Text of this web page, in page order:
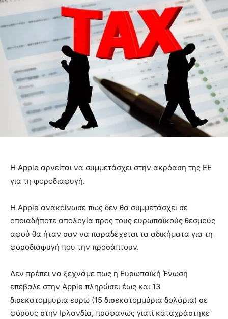
Η Apple αρνείται να συμμετάσχει στην ακρόαση της ΕΕ
για τη φοροδιαφυγή.
Η Apple ανακοίνωσε πως δεν θα συμμετάσχει σε
οποιαδήποτε απολογία προς τους ευρωπαϊκούς θεσμούς
αφού θα ήταν σαν να παραδέχεται τα αδικήματα για τη
φοροδιαφυγή που την προσάπτουν.
Δεν πρέπει να ξεχνάμε πως η Ευρωπαϊκή Ένωση
επέβαλε στην Apple πληρώσει έως και 13
δισεκατομμύρια ευρώ (15 δισεκατομμύρια δολάρια) σε
φόρους στην Ιρλανδία, προφανώς γιατί καταχράστηκε